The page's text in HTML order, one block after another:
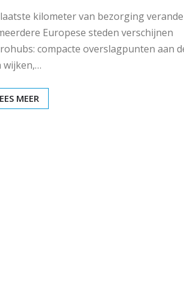
kilometer van bezorging
Europese steden verschijnen
compacte overslagpunten aan
wijken,…
MEER